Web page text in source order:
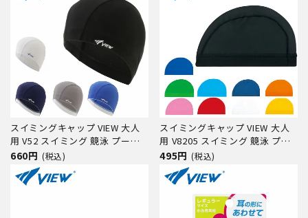
スイミングキャップ VIEW 大人
用 V52 スイミング 競泳 プール
水泳 男女兼用 ジム フィットネ
660円 (税込)
スイミングキャップ VIEW 大人
用 V8205 スイミング 競泳 プー
ル 水泳 男女兼用 ジム フィット
495円 (税込)